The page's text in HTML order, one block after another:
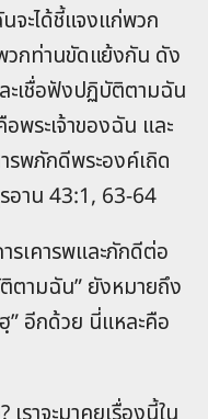
ะได้ชี้แจงแก่พวก
วกท่านขัดแย้งกัน ดัง
ะเชื่อฟังปฏิบัติตามฉัน
พระเจ้าของฉัน และ
รพภักดีพระองค์เถิด
อาน 43:1, 63-64
รเคารพและภักดีต่อ
ตามฉัน” ยังหมายถึง
” อีกด้วย นี่แหละคือ
ราจะมาคุยเรื่องนี้ใน